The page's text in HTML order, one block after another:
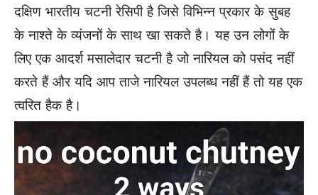
दक्षिण भारतीय चटनी रेसिपी है जिसे विभिन्न प्रकार के सुबह
के नाश्ते के व्यंजनों के साथ खा सकते है। यह उन लोगों के
लिए एक आदर्श मसालेदार चटनी है जो नारियल को पसंद नहीं
करते हैं और यदि आप ताजे नारियल उपलब्ध नहीं हैं तो यह एक
त्वरित हैक है।